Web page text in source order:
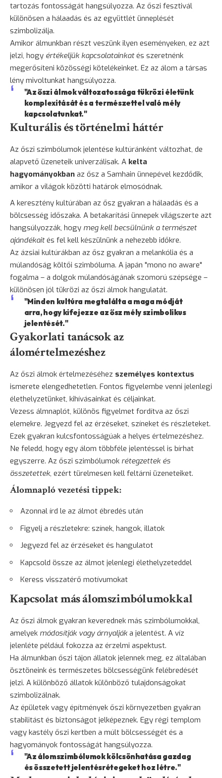
tartozás fontosságát hangsúlyozza. Az őszi fesztivál
különösen a hálaadás és az együttlét ünneplését
szimbolizálja.
Amikor álmunkban részt veszünk ilyen eseményeken, ez azt
jelzi, hogy értékeljük kapcsolatainkatés szeretnénk
megerősíteni közösségi kötelékeinket. Ez az álom a társas
lény mivoltunkat hangsúlyozza.
"Az őszi álmok változatossága tükrözi életünk
komplexitását és a természettel való mély
kapcsolatunkat."
Kulturális és történelmi háttér
Az őszi szimbólumok jelentése kultúránként változhat, de
alapvető üzeneteik univerzálisak. A kelta
hagyományokban az ősz a Samhain ünnepével kezdődik,
amikor a világok közötti határok elmosódnak.
A keresztény kultúrában az ősz gyakran a hálaadás és a
bölcsesség időszaka. A betakarítási ünnepek világszerte azt
hangsúlyozzák, hogy meg kell becsülnünk a természet
ajándékaités fel kell készülnünk a nehezebb időkre.
Az ázsiai kultúrákban az ősz gyakran a melankólia és a
múlandóság költői szimbóluma. A japán "mono no aware"
fogalma – a dolgok múlandóságának szomorú szépsége –
különösen jól tükrözi az őszi álmok hangulatát.
"Minden kultúra megtalálta a maga módját
arra, hogy kifejezze az ősz mély szimbolikus
jelentését."
Gyakorlati tanácsok az
álomértelmezéshez
Az őszi álmok értelmezéséhez személyes kontextus
ismerete elengedhetetlen. Fontos figyelembe venni jelenlegi
élethelyzetünket, kihívásainkat és céljainkat.
Vezess álmnaplót, különös figyelmet fordítva az őszi
elemekre. Jegyezd fel az érzéseket, színeket és részleteket.
Ezek gyakran kulcsfontosságúak a helyes értelmezéshez.
Ne feledd, hogy egy álom többféle jelentéssel is bírhat
egyszerre. Az őszi szimbólumok rétegzettek és
összetettek, ezért türelmesen kell feltárni üzeneteiket.
Álomnapló vezetési tippek:
Azonnal írd le az álmot ébredés után
Figyelj a részletekre: színek, hangok, illatok
Jegyezd fel az érzéseket és hangulatot
Kapcsold össze az álmot jelenlegi élethelyzeteddel
Keress visszatérő motívumokat
Kapcsolat más álomszimbólumokkal
Az őszi álmok gyakran keverednek más szimbólumokkal,
amelyek módosítják vagy árnyalják a jelentést. A víz
jelenléte például fokozza az érzelmi aspektust.
Ha álmunkban őszi tájon állatok jelennek meg, ez általában
ösztöneink és természetes bölcsességünk felébredését
jelzi. A különböző állatok különböző tulajdonságokat
szimbolizálnak.
Az épületek vagy építmények őszi környezetben gyakran
stabilitást és biztonságot jelképeznek. Egy régi templom
vagy kastély őszi kertben a múlt bölcsességét és a
hagyományok fontosságát hangsúlyozza.
"Az álomszimbólumok kölcsönhatása gazdag
és összetett jelentésrétegeket hoz létre."